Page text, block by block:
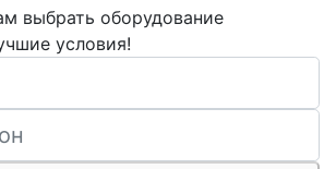
выбрать оборудование
условия!